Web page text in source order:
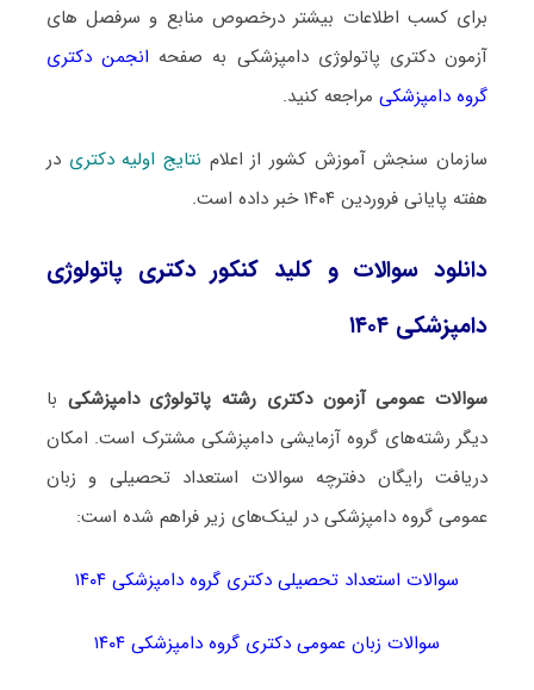
برای کسب اطلاعات بیشتر درخصوص منابع و سرفصل های
آزمون دکتری پاتولوژی دامپزشکی به صفحه انجمن دکتری
گروه دامپزشکیمراجعه کنید.
سازمان سنجش آموزش کشور از اعلام نتایج اولیه دکتری در
هفته پایانی فروردین ۱۴۰۴ خبر داده است.
دانلود سوالات و کلید کنکور دکتری پاتولوژی
دامپزشکی ۱۴۰۴
سوالات عمومی آزمون دکتری رشته پاتولوژی دامپزشکی با
دیگر رشته‌های گروه آزمایشی دامپزشکی مشترک است. امکان
دریافت رایگان دفترچه سوالات استعداد تحصیلی و زبان
عمومی گروه دامپزشکی در لینک‌های زیر فراهم شده است:
سوالات استعداد تحصیلی دکتری گروه دامپزشکی ۱۴۰۴
سوالات زبان عمومی دکتری گروه دامپزشکی ۱۴۰۴